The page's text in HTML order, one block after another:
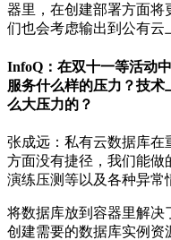
器里，在创建部署方面将
们也会考虑输出到公有云
InfoQ：在双十一等活动
服务什么样的压力？技
么大压力的？
张成远：私有云数据库在
方面没有捷径，我们能做
演练压测等以及各种异常
将数据库放到容器里解决
创建需要的数据库实例资